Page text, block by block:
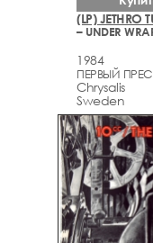
(LP) JETHRO
– UNDER
1984
ПЕРВЫЙ
Chrysalis
Sweden